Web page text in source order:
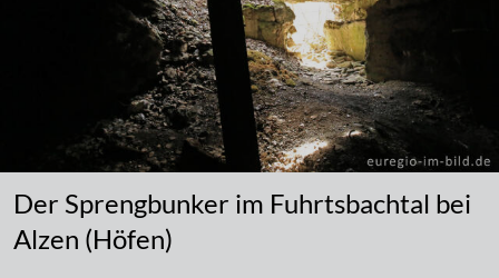
Der Sprengbunker im Fuhrtsbachtal bei
Alzen (Höfen)